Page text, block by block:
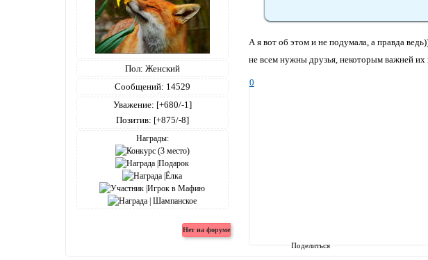
Поделиться
Пол: Женский
Сообщений: 14529
Уважение: [+680/-1]
Позитив: [+875/-8]
Награды:
А я вот об этом и не подумала, а правда
не всем нужны друзья, некоторым важней их
0